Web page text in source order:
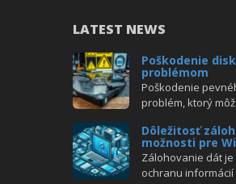
LATEST NEWS
Poškodenie
problémom
Poškodenie
problém, ktorý
Dôležitosť
možnosti pre
Zálohovanie dát
ochranu